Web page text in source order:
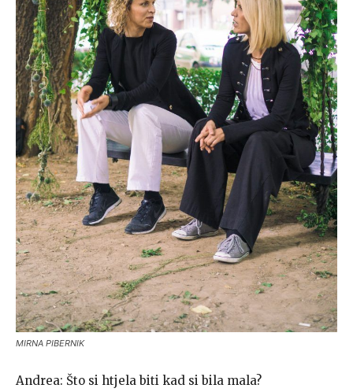
MIRNA PIBERNIK
Andrea: Što si htjela biti kad si bila mala?